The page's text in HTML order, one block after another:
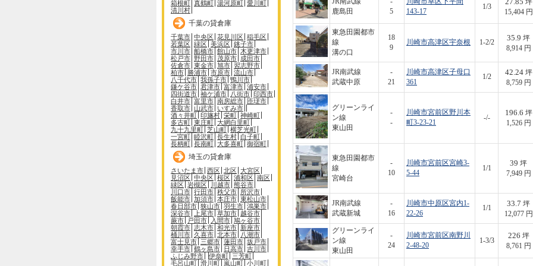
箱根町 真鶴町 湯河原町 愛川町
清川村
千葉の貸倉庫
千葉市 中央区 花見川区 稲毛区
若葉区 緑区 美浜区 銚子市
市川市 船橋市 館山市 木更津市
松戸市 野田市 茂原市 成田市
佐倉市 東金市 旭市 習志野市
柏市 勝浦市 市原市 流山市
八千代市 我孫子市 鴨川市
鎌ケ谷市 君津市 富津市 浦安市
四街道市 袖ケ浦市 八街市 印西市
白井市 富里市 南房総市 匝瑳市
香取市 山武市 いすみ市
酒々井町 印旛村 栄町 神崎町
多古町 東庄町 大網白里町
九十九里町 芝山町 横芝光町
一宮町 睦沢町 長生村 白子町
長柄町 長南町 大多喜町 御宿町
埼玉の貸倉庫
さいたま市 西区 北区 大宮区
見沼区 中央区 桜区 浦和区 南区
緑区 岩槻区 川越市 熊谷市
川口市 行田市 秩父市 所沢市
飯能市 加須市 本庄市 東松山市
春日部市 狭山市 羽生市 鴻巣市
深谷市
上尾市 草加市 越谷市
蕨市
戸田市 入間市 鳩ヶ谷市
朝霞市 志木市 和光市 新座市
桶川市 久喜市 北本市
八潮市
富士見市 三郷市 蓮田市 坂戸市
幸手市 鶴ヶ島市 日高市 吉川市
ふじみ野市
伊奈町 三芳町
毛呂山町 滑川町 嵐山町 小川町
鹿島田
5
143-17
1/3
坪
15,404 円
東急田園都市
線
溝の口
18
9
川崎市高津区宇奈根 1-2/2
35.9 坪
8,914 円
JR南武線
武蔵中原
-
21
川崎市高津区子母口
361
1/2
42.24坪
8,759 円
グリーンライ
ン線
東山田
-
-
川崎市宮前区野川本
町3-23-21
-/-
196.6 坪
1,526 円
東急田園都市
線
宮崎台
-
10
川崎市宮前区宮崎3-
5-44
1/1
39 坪
7,949 円
JR南武線
武蔵新城
-
16
川崎市中原区宮内1-
22-26
1/1
33.7 坪
12,077 円
グリーンライ
ン線
東山田
-
24
川崎市宮前区南野川
2-48-20
1-3/3
226 坪
8,761 円